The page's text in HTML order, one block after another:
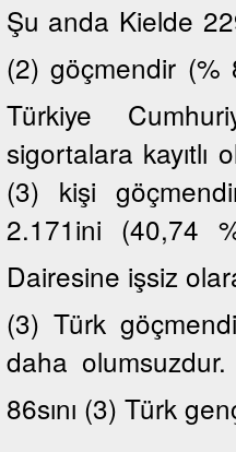
Şu anda Kielde
(2) göçmendir (%
Türkiye
sigortalara
(3) kişi
2.171ini (40,74
Dairesine işsiz
(3) Türk
daha
86sını (3) Türk